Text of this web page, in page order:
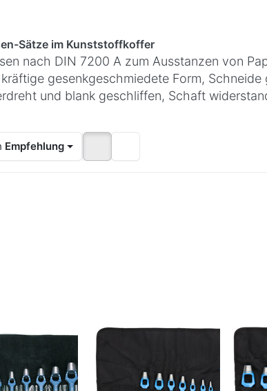
Sätze im Kunststoffkoffer
nach DIN 7200 A zum Ausstanzen von
gesenkgeschmiedete Form,
und blank geschliffen, Schaft
Empfehlung
diesem Produkt liegen noch keine Bewertungen vor.
Zu diesem Produkt liegen
GEDORE
Henkellocheisen-
Satz 4 -